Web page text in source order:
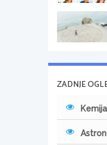
ZADNJE
Kemija